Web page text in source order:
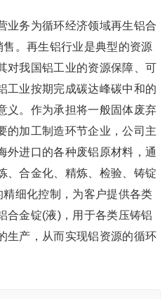
业务为循环经济领域再生铝合
。再生铝行业是典型的资源
对我国铝工业的资源保障、可
工业按期完成碳达峰碳中和的
义。作为承担将一般固体废弃
的加工制造环节企业，公司主
外进口的各种废铝原材料，通
、合金化、精炼、检验、铸锭
细化控制，为客户提供各类
合金锭(液)，用于各类压铸铝
生产，从而实现铝资源的循环